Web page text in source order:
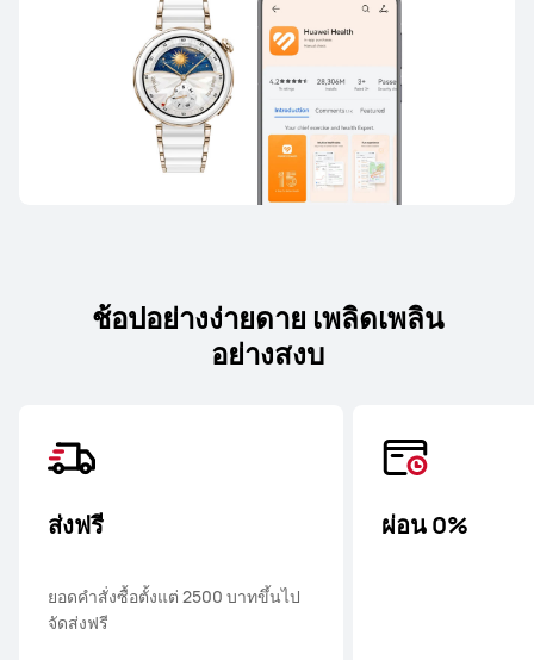
ช้อปอย่างง่ายดาย เพลิดเพลิน
อย่างสงบ
ส่งฟรี
ยอดคำสั่งซื้อตั้งแต่ 2500 บาทขึ้นไป
จัดส่งฟรี
ผ่อน 0%